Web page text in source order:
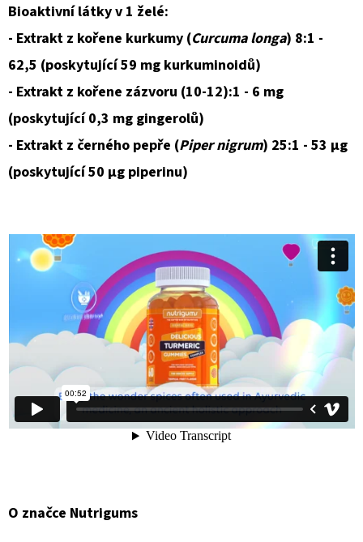
Bioaktivní látky v 1 želé:
- Extrakt z kořene kurkumy (Curcuma longa) 8:1 -
62,5 (poskytující 59 mg kurkuminoidů)
- Extrakt z kořene zázvoru (10-12):1 - 6 mg
(poskytující 0,3 mg gingerolů)
- Extrakt z černého pepře (Piper nigrum) 25:1 - 53 μg
(poskytující 50 μg piperinu)
O značce Nutrigums